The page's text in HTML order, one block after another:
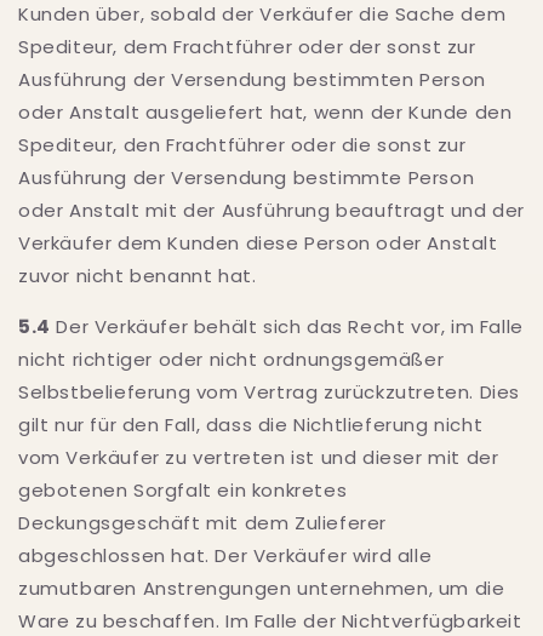
Kunden über, sobald der Verkäufer die Sache dem
Spediteur, dem Frachtführer oder der sonst zur
Ausführung der Versendung bestimmten Person
oder Anstalt ausgeliefert hat, wenn der Kunde den
Spediteur, den Frachtführer oder die sonst zur
Ausführung der Versendung bestimmte Person
oder Anstalt mit der Ausführung beauftragt und der
Verkäufer dem Kunden diese Person oder Anstalt
zuvor nicht benannt hat.
5.4 Der Verkäufer behält sich das Recht vor, im Falle
nicht richtiger oder nicht ordnungsgemäßer
Selbstbelieferung vom Vertrag zurückzutreten. Dies
gilt nur für den Fall, dass die Nichtlieferung nicht
vom Verkäufer zu vertreten ist und dieser mit der
gebotenen Sorgfalt ein konkretes
Deckungsgeschäft mit dem Zulieferer
abgeschlossen hat. Der Verkäufer wird alle
zumutbaren Anstrengungen unternehmen, um die
Ware zu beschaffen. Im Falle der Nichtverfügbarkeit